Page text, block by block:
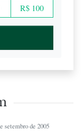
R$ 100
setembro de 2005